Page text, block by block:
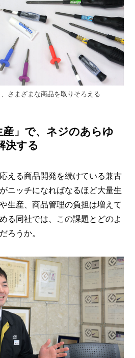
さまざまな商品を取りそろえる
産」で、ネジのあらゆ
決する
える商品開発を続けている兼古
ニッチになればなるほど大量生
生産、商品管理の負担は増えて
る同社では、この課題とどのよ
ろうか。